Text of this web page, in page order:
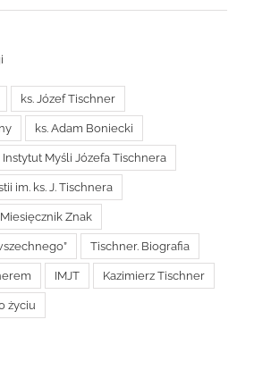
ks. Józef Tischner
ks. Adam Boniecki
Instytut Myśli Józefa Tischnera
im. ks. J. Tischnera
Miesięcznik Znak
Tischner. Biografia
IMJT Kazimierz Tischner
życiu